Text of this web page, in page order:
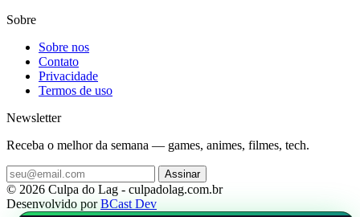
Sobre
Sobre nos
Contato
Privacidade
Termos de uso
Newsletter
Receba o melhor da semana — games, animes, filmes, tech.
Assinar
© 2026 Culpa do Lag - culpadolag.com.br
Desenvolvido porBCast Dev